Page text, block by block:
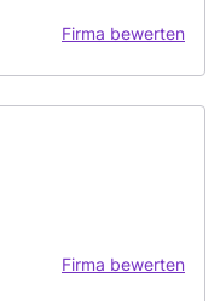
Firma bewerten
Firma bewerten